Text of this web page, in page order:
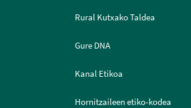
Rural Kutxako Taldea
Gure DNA
Kanal Etikoa
Hornitzaileen etiko-kodea